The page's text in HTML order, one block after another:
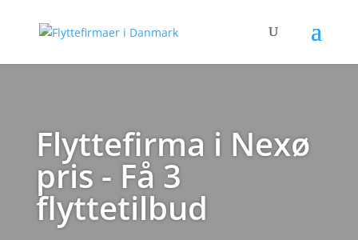
Flyttefirma i Nexø
pris - Få 3
flyttetilbud